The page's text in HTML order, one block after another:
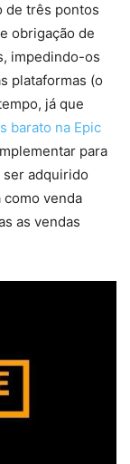
de três pontos
obrigação de
impedindo-os
plataformas (o
já que
barato na Epic
para
ser adquirido
como venda
as vendas